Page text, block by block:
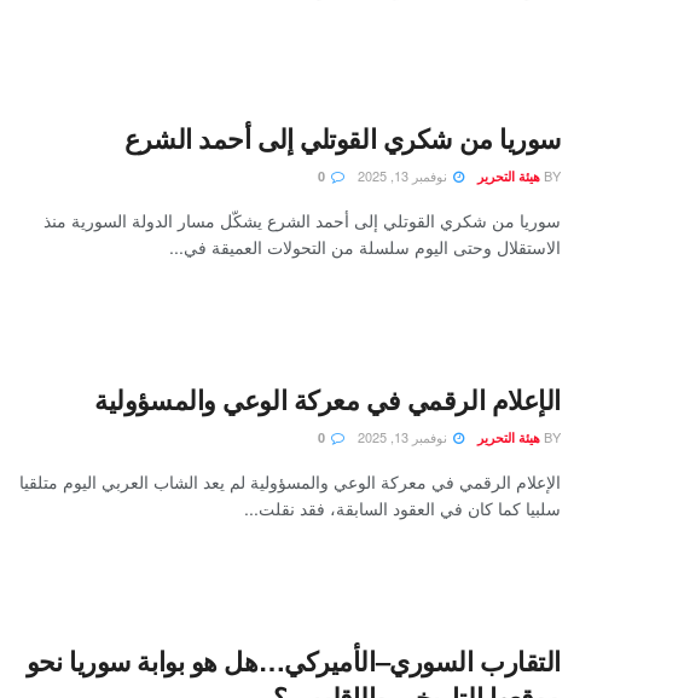
سوريا من شكري القوتلي إلى أحمد الشرع
BY هيئة التحرير نوفمبر 13, 2025
سوريا من شكري القوتلي إلى أحمد الشرع يشكّل مسار الدولة السورية منذ
الاستقلال وحتى اليوم سلسلة من التحولات العميقة في...
الإعلام الرقمي في معركة الوعي والمسؤولية
BY هيئة التحرير نوفمبر 13, 2025
الإعلام الرقمي في معركة الوعي والمسؤولية لم يعد الشاب العربي اليوم متلقيا
سلبيا كما كان في العقود السابقة، فقد نقلت...
التقارب السوري–الأميركي…هل هو بوابة سوريا نحو